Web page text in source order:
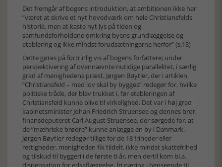
Det fremgår af bogens introduktion, at ambitionen ikke har
”været at skrive et nyt hovedværk om hele Christiansfelds
historie, men at kaste nyt lys på tiden og
samfundsforholdene omkring byens grundlæggelse og
etablering og ikke mindst forudsætningerne herfor” (s.13)
Dette gøres på fortrinlig vis af bogens forfattere; under
perspektivering af ovennævnte nutidige parallelitet, i særlig
grad af menighedens præst, Jørgen Bøytler, der i artiklen
”Christiansfeld – med lov skal by bygges” redegør for, hvilke
politiske tråde, der blev trukket i, før etableringen af
Christiansfeld kunne blive til virkelighed. Det var i høj grad
kabinetsminister Johan Friedrich Struensee og dennes bror,
finansdeputeret Carl August Struensee, der sørgede for, at
de ”mæhriske brødre” kunne anlægge en by i Danmark.
Jørgen Bøytler redegør tillige for de 18 friheder eller
rettigheder, menigheden fik tildelt, ikke mindst skattefrihed
og tilskud til byggeri i de første ti år, men dertil kom bl.a.
dispensation for edsaflæggelse, fri næring i henseende til